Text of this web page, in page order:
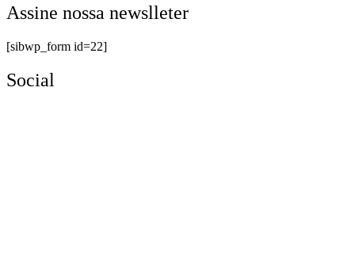
Assine nossa newslleter
[sibwp_form id=22]
Social